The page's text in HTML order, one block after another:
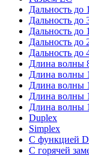
Дальность до
Дальность до
Дальность до
Дальность до
Дальность до
Длина волны
Длина волны
Длина волны
Длина волны
Длина волны
Duplex
Simplex
С функцией
С горячей